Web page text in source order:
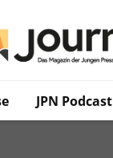
JPN Podcast